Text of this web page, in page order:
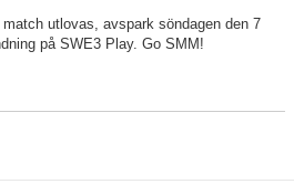
utlovas, avspark söndagen den 7
på SWE3 Play. Go SMM!